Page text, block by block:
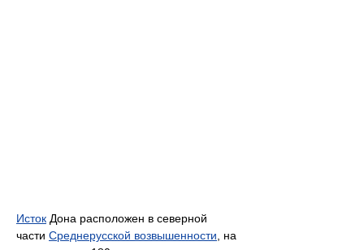
Исток Дона расположен в северной
части Среднерусской возвышенности , на